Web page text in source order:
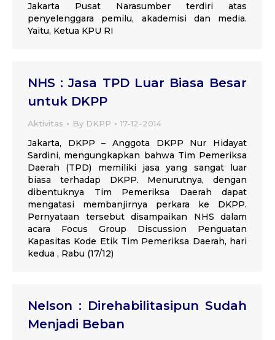
Jakarta Pusat Narasumber terdiri atas
penyelenggara pemilu, akademisi dan media.
Yaitu, Ketua KPU RI
NHS : Jasa TPD Luar Biasa Besar
untuk DKPP
Aktivitas By DKPP 17-12-2014
Jakarta, DKPP – Anggota DKPP Nur Hidayat
Sardini, mengungkapkan bahwa Tim Pemeriksa
Daerah (TPD) memiliki jasa yang sangat luar
biasa terhadap DKPP. Menurutnya, dengan
dibentuknya Tim Pemeriksa Daerah dapat
mengatasi membanjirnya perkara ke DKPP.
Pernyataan tersebut disampaikan NHS dalam
acara Focus Group Discussion Penguatan
Kapasitas Kode Etik Tim Pemeriksa Daerah, hari
kedua , Rabu (17/12)
Nelson : Direhabilitasipun Sudah
Menjadi Beban